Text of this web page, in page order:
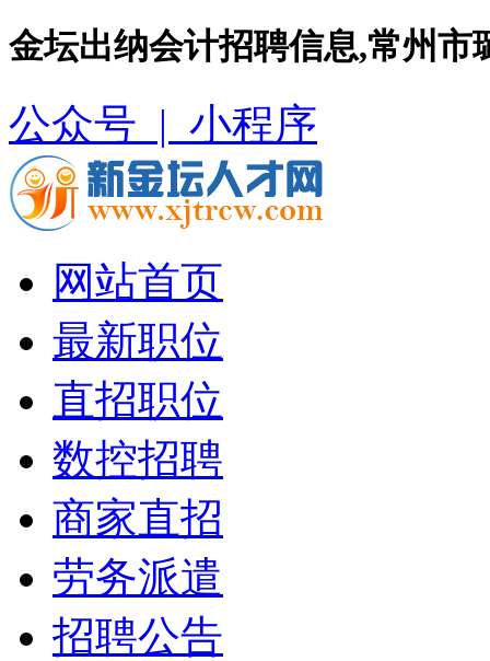
金坛出纳会计招聘信息,常州
公众号 | 小程序
网站首页
最新职位
直招职位
数控招聘
商家直招
劳务派遣
招聘公告